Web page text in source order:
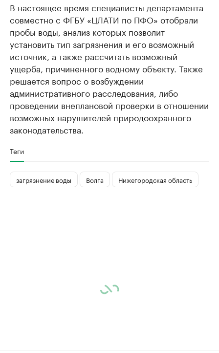
В настоящее время специалисты департамента
совместно с ФГБУ «ЦЛАТИ по ПФО» отобрали
пробы воды, анализ которых позволит
установить тип загрязнения и его возможный
источник, а также рассчитать возможный
ущерба, причиненного водному объекту. Также
решается вопрос о возбуждении
административного расследования, либо
проведении внеплановой проверки в отношении
возможных нарушителей природоохранного
законодательства.
Теги
загрязнение воды Волга Нижегородская область